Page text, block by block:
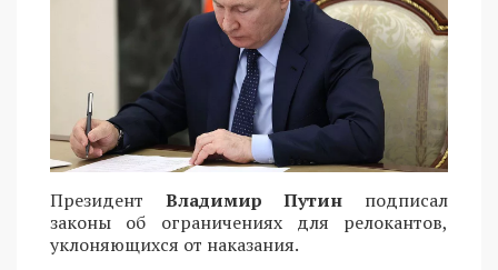
Президент Владимир Путин подписал
законы об ограничениях для релокантов,
уклоняющихся от наказания.